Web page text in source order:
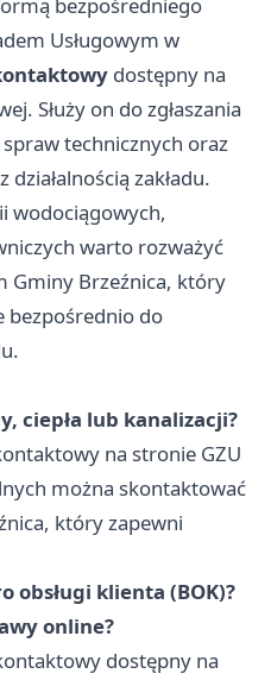
bezpośredniego
Usługowym w
dostępny na
Służy on do zgłaszania
technicznych oraz
zakładu.
wodociągowych,
warto rozważyć
Gminy Brzeźnica, który
bezpośrednio do
ciepła lub kanalizacji?
na stronie GZU
można skontaktować
który zapewni
obsługi klienta (BOK)?
online?
dostępny na